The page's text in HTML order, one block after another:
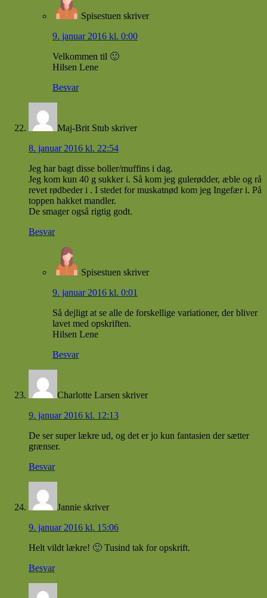
Spisestuen skriver
9. januar 2016 kl. 0:00
Velkommen til 🙂
Hilsen Lene
Besvar
Maj-Brit Stub skriver
8. januar 2016 kl. 22:54
Jeg har bagt disse boller/muffins i dag.
Jeg kom kun 40 g sukker i. Så kom jeg gulerødder, æble og rå
revet rødbeder i . I stedet for muskatnød kom jeg Ingefær i. På
toppen hakket mandler.
De smager også rigtig godt.
Besvar
Spisestuen skriver
9. januar 2016 kl. 0:01
Så dejligt at se alle de forskellige variationer, der bliver
lavet med opskriften.
Hilsen Lene
Besvar
Charlotte Larsen skriver
9. januar 2016 kl. 12:13
De ser super lækre ud, og det er jo kun fantasien der sætter
grænser.
Besvar
Jannie skriver
9. januar 2016 kl. 15:06
Helt vildt lækre! 🙂 Tusind tak for opskrift.
Besvar